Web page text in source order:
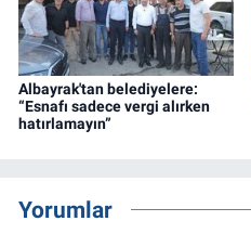
Albayrak'tan belediyelere:
“Esnafı sadece vergi alırken
hatırlamayın”
Yorumlar